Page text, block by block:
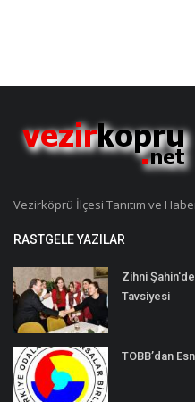
Vezirköprü İlçesi Tanıtım ve
RASTGELE YAZILAR
Zihni
Tavsiyesi
TOBB’dan